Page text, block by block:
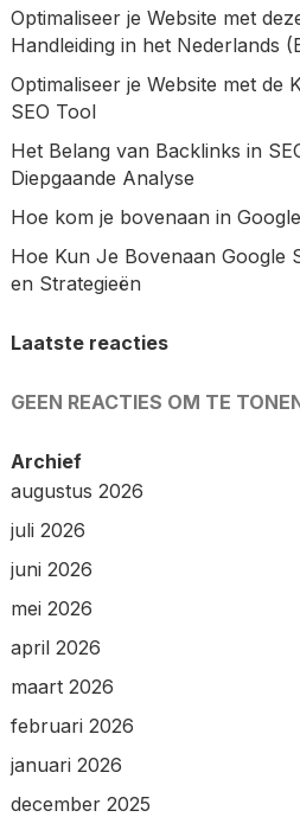
Optimaliseer je Website met
Handleiding in het Nederlands
Optimaliseer je Website met de
SEO Tool
Het Belang van Backlinks in
Diepgaande Analyse
Hoe kom je bovenaan in
Hoe Kun Je Bovenaan Google
en Strategieën
Laatste reacties
GEEN REACTIES OM TE
Archief
augustus 2026
juli 2026
juni 2026
mei 2026
april 2026
maart 2026
februari 2026
januari 2026
december 2025